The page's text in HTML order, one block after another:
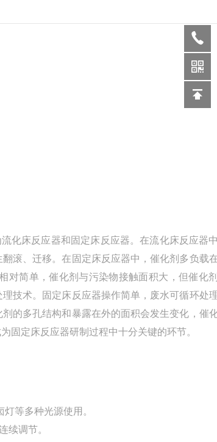
化床反应器和固定床反应器。在流化床反应器
滚、迁移。在固定床反应器中，催化剂多负载
对简单，催化剂与污染物接触面积大，但催化
技术。固定床反应器操作简单，废水可循环处
的多孔结构和暴露在外的面积会发生变化，催
固定床反应器研制过程中十分关键的环节。
等多种光源使用。
续调节。